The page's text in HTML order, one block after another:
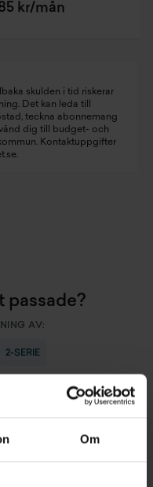
Om
kr/mån
skulden i tid riskerar
Det kan leda till
teckna abonnemang
dig till budget- och
Kontaktuppgifter
.
passade?
AV:
2-SERIE
vi ett mail direkt